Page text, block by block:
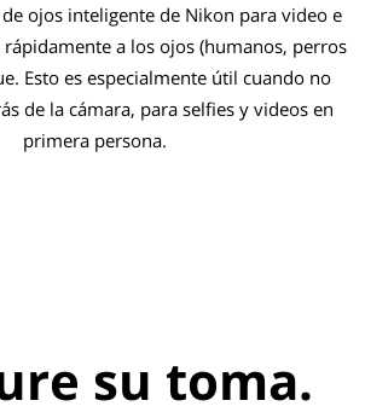
de ojos inteligente de Nikon para video e
rápidamente a los ojos (humanos, perros
Esto es especialmente útil cuando no
de la cámara, para selfies y videos en
primera persona.
su toma.